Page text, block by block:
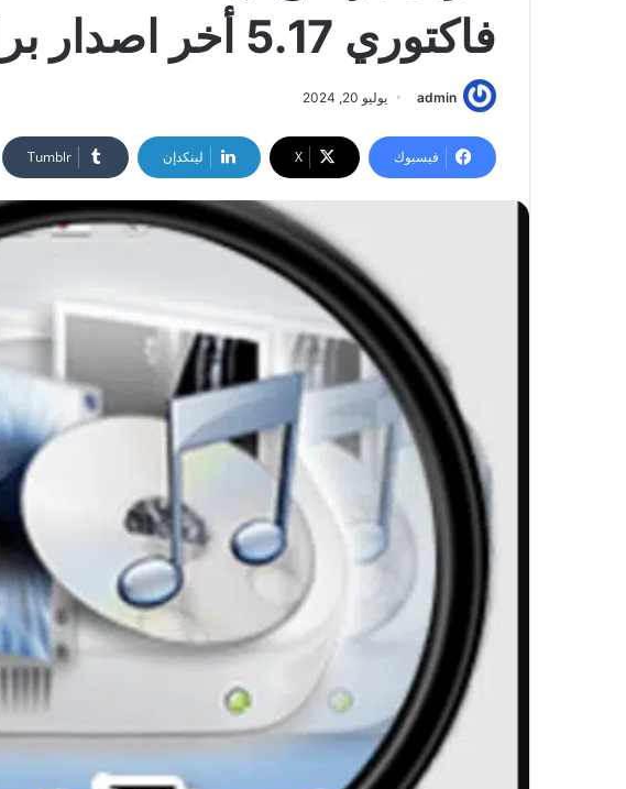
فاكتوري 5.17 أخر اصدار برابط مباشر
admin يوليو 20, 2024
فيسبوك ‫X لينكدإن